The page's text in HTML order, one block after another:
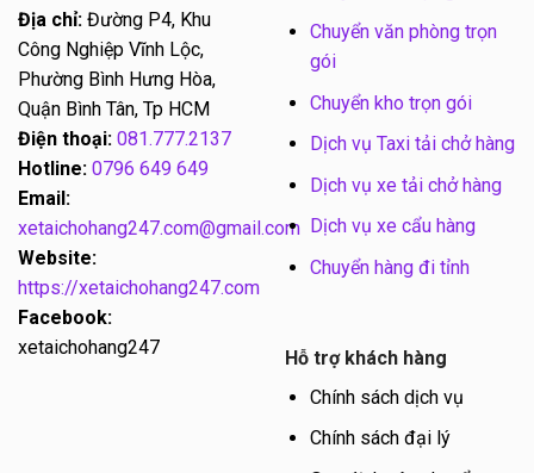
Địa chỉ: Đường P4, Khu
Công Nghiệp Vĩnh Lộc,
Phường Bình Hưng Hòa,
Quận Bình Tân, Tp HCM
Điện thoại: 081.777.2137
Hotline: 0796 649 649
Email:
xetaichohang247.com@gmail.com
Website:
https://xetaichohang247.com
Facebook:
xetaichohang247
Chuyển văn phòng trọn
gói
Chuyển kho trọn gói
Dịch vụ Taxi tải chở hàng
Dịch vụ xe tải chở hàng
Dịch vụ xe cẩu hàng
Chuyển hàng đi tỉnh
Hỗ trợ khách hàng
Chính sách dịch vụ
Chính sách đại lý